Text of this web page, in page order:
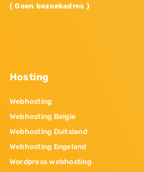
( Geen bezoekadres )
Hosting
Webhosting
Webhosting Belgie
Webhosting Duitsland
Webhosting Engeland
Wordpress webhosting